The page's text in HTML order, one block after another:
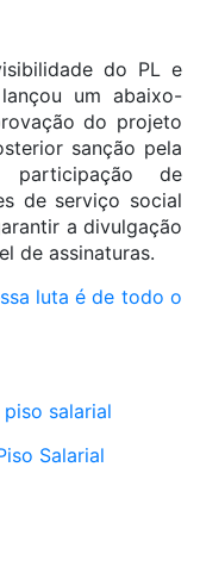
do PL e
um abaixo-
do projeto
sanção pela
participação de
de serviço social
a divulgação
de assinaturas.
luta é de todo o
salarial
Salarial